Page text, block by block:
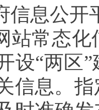
信息公
站常态
设“两区
信息。 指